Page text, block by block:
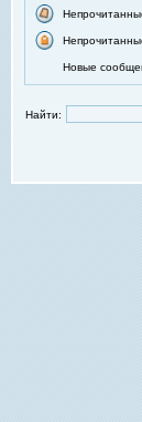
Новые
Найти: